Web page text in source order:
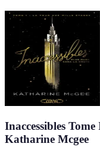
Inaccessibles
Katharine Mcgee